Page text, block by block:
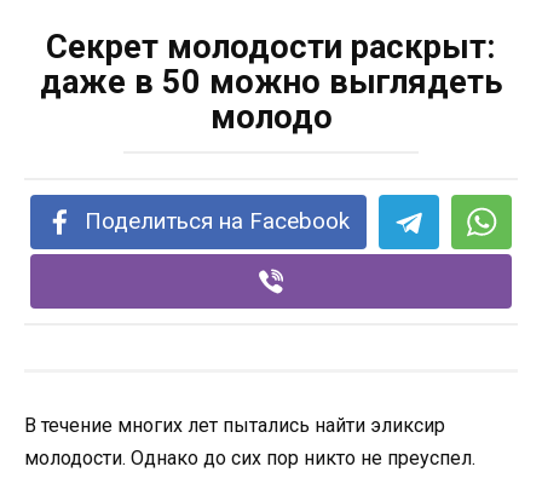
Секрет молодости раскрыт:
даже в 50 можно выглядеть
молодо
Поделиться на Facebook
В течение многих лет пытались найти эликсир
молодости. Однако до сих пор никто не преуспел.